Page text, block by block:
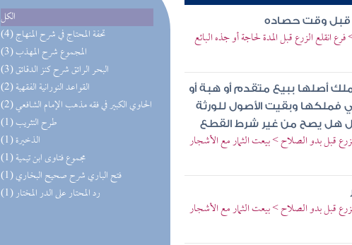
الكل
(4) تحفة المحتاج في شرح المنهاج
(3) المجموع شرح المهذب
(3) البحر الرائق شرح كنز الدقائق
(2) القواعد النورانية الفقهية
(2) الحاوي الكبير في فقه مذهب الإمام الشافعي
(1) طرح التثريب
(1) الذخيرة
(1) مجموع فتاوى ابن تيمية
(1) فتح الباري شرح صحيح البخاري
(1) رد المحتار على الدر المختار
قبل وقت حصاده
الزرع قبل المدة لحاجة أو جذه البائع
أصلها ببيع متقدم أو هبة أو
فملكها وبقيت الأصول للورثة
هل يصح من غير شرط القطع
قبل بدو الصلاح > بيعت الثمار مع الأشجار
قبل بدو الصلاح > بيعت الثمار مع الأشجار